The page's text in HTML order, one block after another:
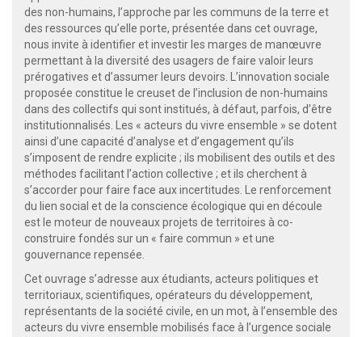
des non-humains, l’approche par les communs de la terre et
des ressources qu’elle porte, présentée dans cet ouvrage,
nous invite à identifier et investir les marges de manœuvre
permettant à la diversité des usagers de faire valoir leurs
prérogatives et d’assumer leurs devoirs. L’innovation sociale
proposée constitue le creuset de l’inclusion de non-humains
dans des collectifs qui sont institués, à défaut, parfois, d’être
institutionnalisés. Les « acteurs du vivre ensemble » se dotent
ainsi d’une capacité d’analyse et d’engagement qu’ils
s’imposent de rendre explicite ; ils mobilisent des outils et des
méthodes facilitant l’action collective ; et ils cherchent à
s’accorder pour faire face aux incertitudes. Le renforcement
du lien social et de la conscience écologique qui en découle
est le moteur de nouveaux projets de territoires à co-
construire fondés sur un « faire commun » et une
gouvernance repensée.
Cet ouvrage s’adresse aux étudiants, acteurs politiques et
territoriaux, scientifiques, opérateurs du développement,
représentants de la société civile, en un mot, à l’ensemble des
acteurs du vivre ensemble mobilisés face à l’urgence sociale